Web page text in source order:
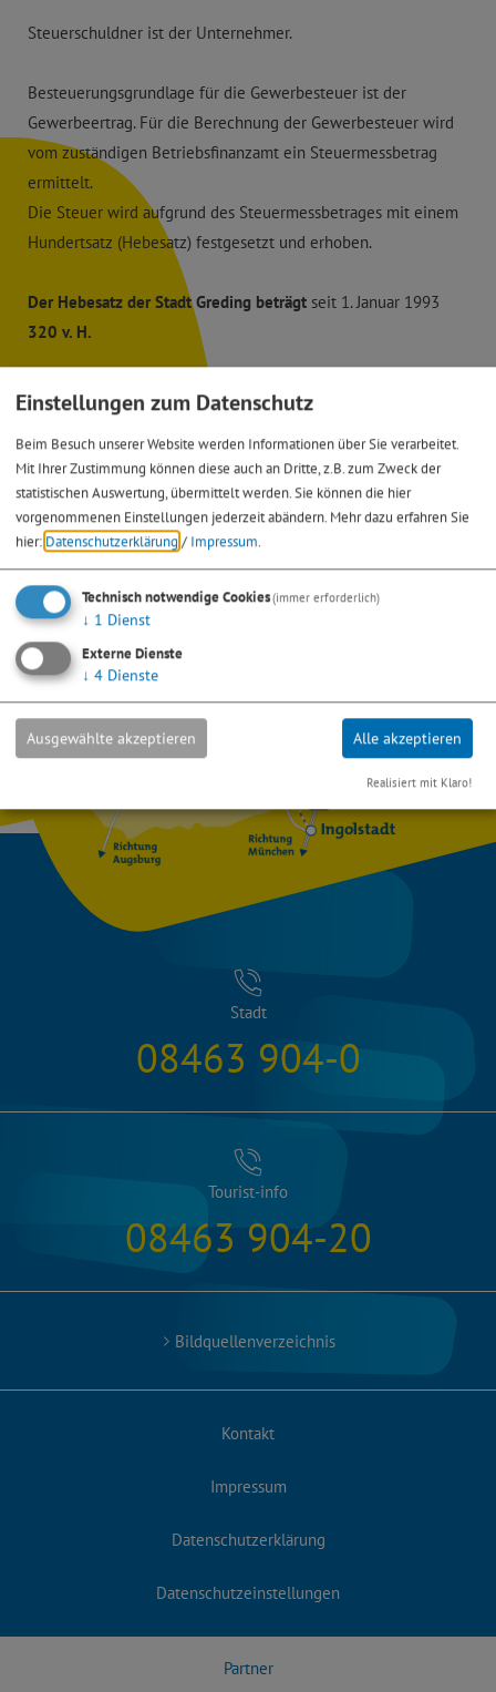
Steuerschuldner ist der Unternehmer.
Besteuerungsgrundlage für die Gewerbesteuer ist der
Gewerbeertrag. Für die Berechnung der Gewerbesteuer wird
vom zuständigen Betriebsfinanzamt ein Steuermessbetrag
ermittelt.
Die Steuer wird aufgrund des Steuermessbetrages mit einem
Hundertsatz (Hebesatz) festgesetzt und erhoben.
Der Hebesatz der Stadt Greding beträgt seit 1. Januar 1993
320 v. H.
Andreas Gehr
Stadt
08463 904-0
Tourist-info
08463 904-20
Bildquellenverzeichnis
Kontakt
Impressum
Datenschutzerklärung
Datenschutzeinstellungen
Partner
Einstellungen zum Datenschutz
Beim Besuch unserer Website werden Informationen über Sie verarbeitet.
Mit Ihrer Zustimmung können diese auch an Dritte, z.B. zum Zweck der
statistischen Auswertung, übermittelt werden. Sie können die hier
vorgenommenen Einstellungen jederzeit abändern. Mehr dazu erfahren Sie
hier: Datenschutzerklärung / Impressum.
Technisch notwendige Cookies(immer erforderlich)
↓ 1 Dienst
Externe Dienste
↓ 4 Dienste
Ausgewählte akzeptieren Alle akzeptieren
Realisiert mit Klaro!